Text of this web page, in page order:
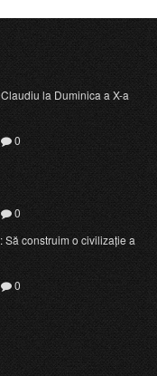
la Duminica a X-a
0
0
construim o civilizație a
0